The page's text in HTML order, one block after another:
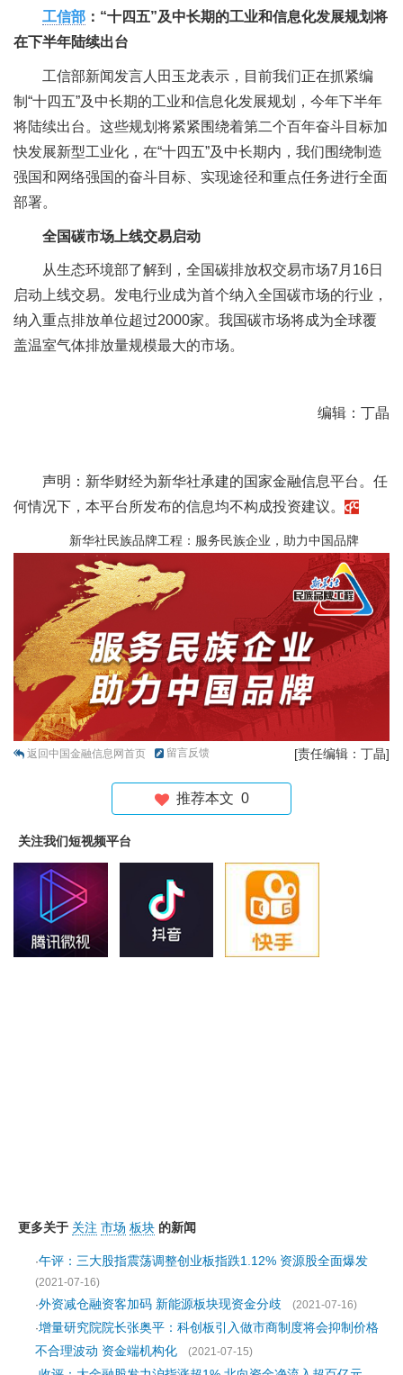
工信部 ：“十四五”及中长期的工业和信息化发展规划将
在下半年陆续出台
工信部新闻发言人田玉龙表示，目前我们正在抓紧编
制“十四五”及中长期的工业和信息化发展规划，今年下半年
将陆续出台。这些规划将紧紧围绕着第二个百年奋斗目标加
快发展新型工业化，在“十四五”及中长期内，我们围绕制造
强国和网络强国的奋斗目标、实现途径和重点任务进行全面
部署。
全国碳市场上线交易启动
从生态环境部了解到，全国碳排放权交易市场7月16日
启动上线交易。发电行业成为首个纳入全国碳市场的行业，
纳入重点排放单位超过2000家。我国碳市场将成为全球覆
盖温室气体排放量规模最大的市场。
编辑：丁晶
声明：新华财经为新华社承建的国家金融信息平台。任
何情况下，本平台所发布的信息均不构成投资建议。
新华社民族品牌工程：服务民族企业，助力中国品牌
返回中国金融信息网首页 留言反馈 [责任编辑：丁晶]
推荐本文 0
关注我们短视频平台
更多关于 关注 市场 板块 的新闻
·午评：三大股指震荡调整创业板指跌1.12% 资源股全面爆发
(2021-07-16)
·外资减仓融资客加码 新能源板块现资金分歧
(2021-07-16)
·增量研究院院长张奥平：科创板引入做市商制度将会抑制价格
不合理波动 资金端机构化
(2021-07-15)